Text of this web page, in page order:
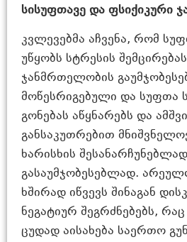
სისუფთავე და ფსიქიკური
კვლევებმა აჩვენა, რომ
უწყობს სტრესის
ჯანმრთელობის
მოწესრიგებული და სუფთა
გონებას აწყნარებს და
განსაკუთრებით
ხარისხის
გასაუმჯობესებლად.
ხშირად იწვევს შინაგან
ნეგატიურ შეგრძნებებს,
ცუდად აისახება საერთო